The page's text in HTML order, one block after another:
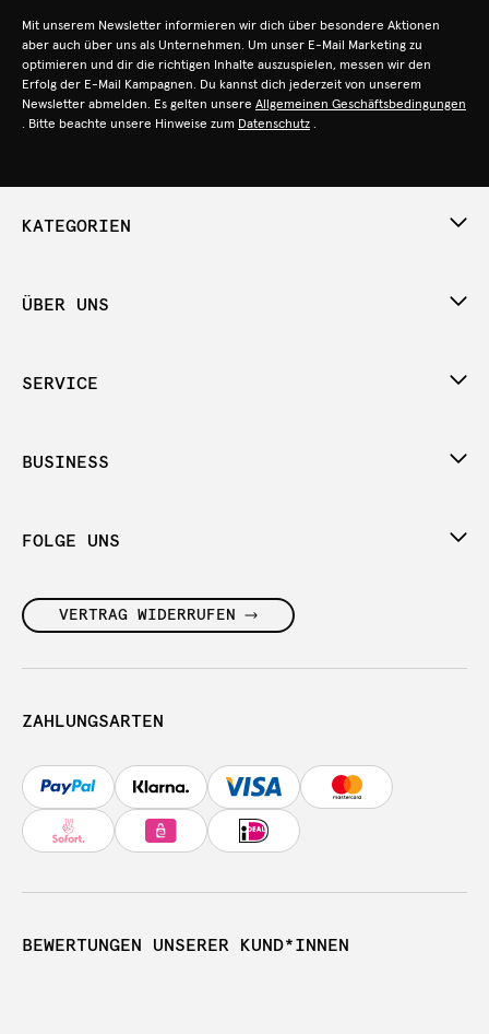
Mit unserem Newsletter informieren wir dich über besondere Aktionen
aber auch über uns als Unternehmen. Um unser E-Mail Marketing zu
optimieren und dir die richtigen Inhalte auszuspielen, messen wir den
Erfolg der E-Mail Kampagnen. Du kannst dich jederzeit von unserem
Newsletter abmelden. Es gelten unsere Allgemeinen Geschäftsbedingungen
. Bitte beachte unsere Hinweise zum Datenschutz .
KATEGORIEN
ÜBER UNS
SERVICE
BUSINESS
FOLGE UNS
VERTRAG WIDERRUFEN
ZAHLUNGSARTEN
BEWERTUNGEN UNSERER KUND*INNEN